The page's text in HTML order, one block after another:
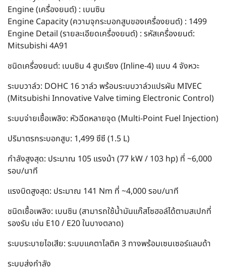
Engine (เครื่องยนต์) : เบนซิน
Engine Capacity (ความจุกระบอกสูบของเครื่องยนต์) : 1499
Engine Detail (รายละเอียดเครื่องยนต์) : รหัสเครื่องยนต์:
Mitsubishi 4A91
ชนิดเครื่องยนต์: เบนซิน 4 สูบเรียง (Inline-4) แบบ 4 จังหวะ
ระบบวาล์ว: DOHC 16 วาล์ว พร้อมระบบวาล์วแปรผัน MIVEC
(Mitsubishi Innovative Valve timing Electronic Control)
ระบบจ่ายเชื้อเพลิง: หัวฉีดหลายจุด (Multi-Point Fuel Injection)
ปริมาตรกระบอกสูบ: 1,499 ซีซี (1.5 L)
กำลังสูงสุด: ประมาณ 105 แรงม้า (77 kW / 103 hp) ที่ ~6,000
รอบ/นาที
แรงบิดสูงสุด: ประมาณ 141 Nm ที่ ~4,000 รอบ/นาที
ชนิดเชื้อเพลิง: เบนซิน (สามารถใช้น้ำมันแก๊สโซฮอล์ได้ตามสเปกที่
รองรับ เช่น E10 / E20 ในบางตลาด)
ระบบระบายไอเสีย: ระบบแคตาไลติค 3 ทางพร้อมเซนเซอร์แลมด้า
ระบบส่งกำลัง